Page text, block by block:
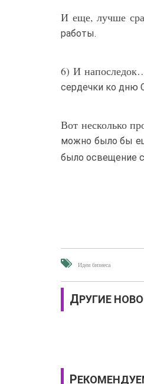
И еще, лучше
работы.
6) И
сердечки ко дню
Вот несколько
можно было бы
было освещение
Идеи бизнеса
ДРУГИЕ